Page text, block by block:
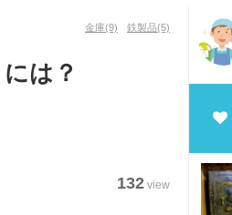
金庫(9) 鉄製品(5)
は？
132 view